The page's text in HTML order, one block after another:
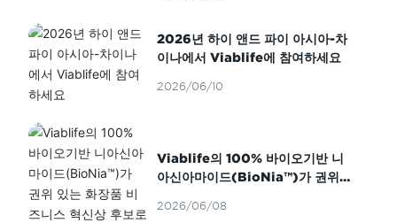
2026년 하이 앤드 파이 아시아-차
이나에서 Viablife에 참여하세요
2026/06/10
Viablife의 100% 바이오기반 니
아신아마이드(BioNia™)가 권위
로 선정되었습니다!
2026/06/08